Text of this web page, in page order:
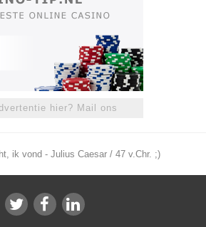
hier? Mail ons
ik vond - Julius Caesar / 47 v.Chr. ;)